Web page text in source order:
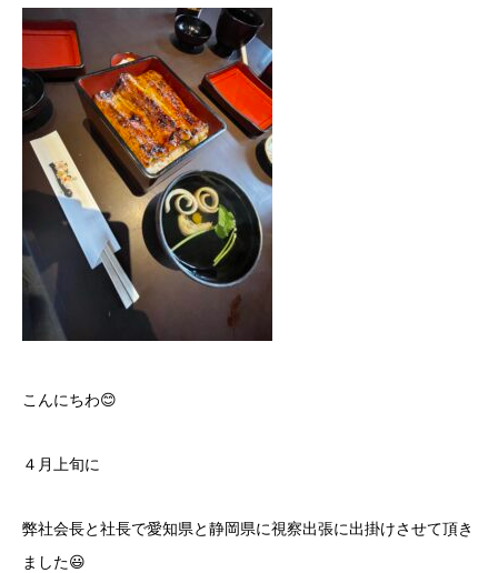
こんにちわ😊
４月上旬に
弊社会長と社長で愛知県と静岡県に視察出張に出掛けさせて頂き
ました😃